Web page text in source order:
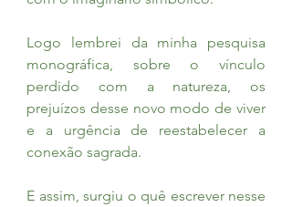
Logo lembrei da minha pesquisa
monográfica, sobre o vínculo
perdido com a natureza, os
prejuízos desse novo modo de viver
e a urgência de reestabelecer a
conexão sagrada.
E assim, surgiu o quê escrever nesse